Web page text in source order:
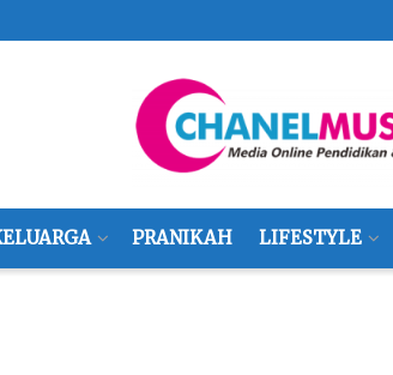
PRANIKAH LIFESTYLE